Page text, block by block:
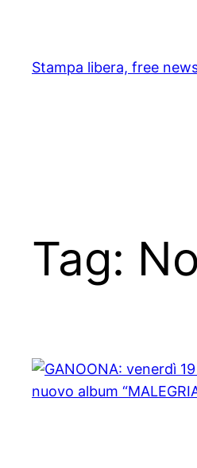
content
Stampa libera, free
Tag: